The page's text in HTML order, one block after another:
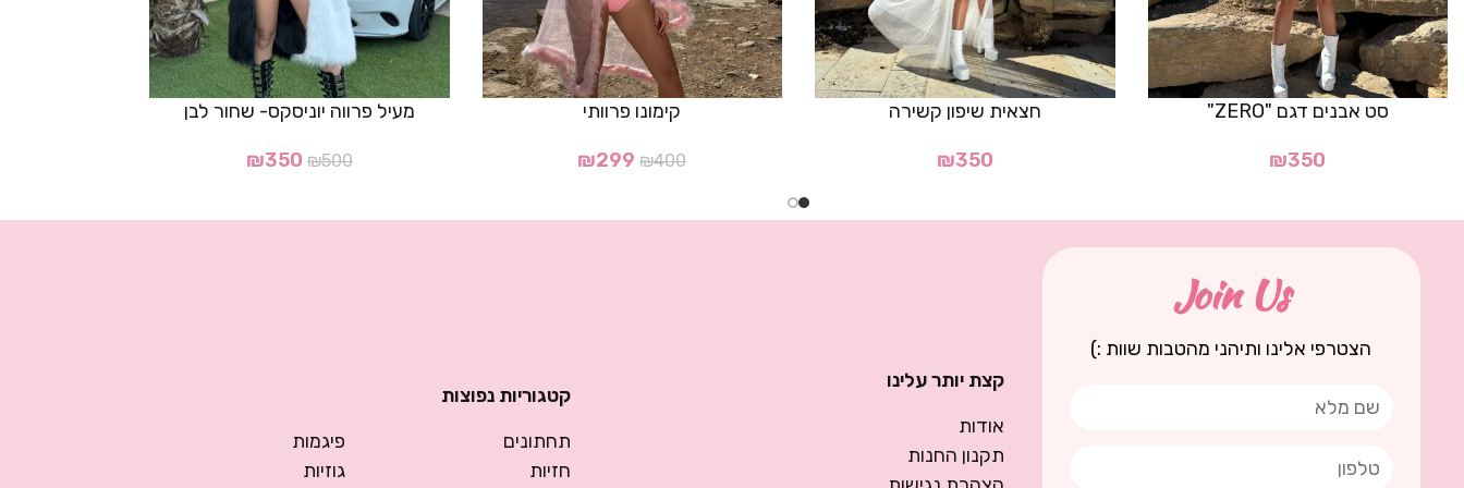
סט אבנים דגם "ZERO"
₪350
חצאית שיפון קשירה
₪350
קימונו פרוותי
₪400
₪299
מעיל פרווה יוניסקס- שחור לבן
₪500
₪350
Join Us
הצטרפי אלינו ותיהני מהטבות שוות :)
קצת יותר עלינו
אודות
תקנון החנות
קטגוריות נפוצות
תחתונים
חזיות
פיגמות
גוזיות